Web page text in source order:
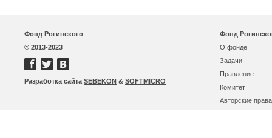
Фонд Рогинского
© 2013-2023
Разработка сайта SEBEKON & SOFTMICRO
Фонд
О фонде
Задачи
Правление
Комитет
Авторские права